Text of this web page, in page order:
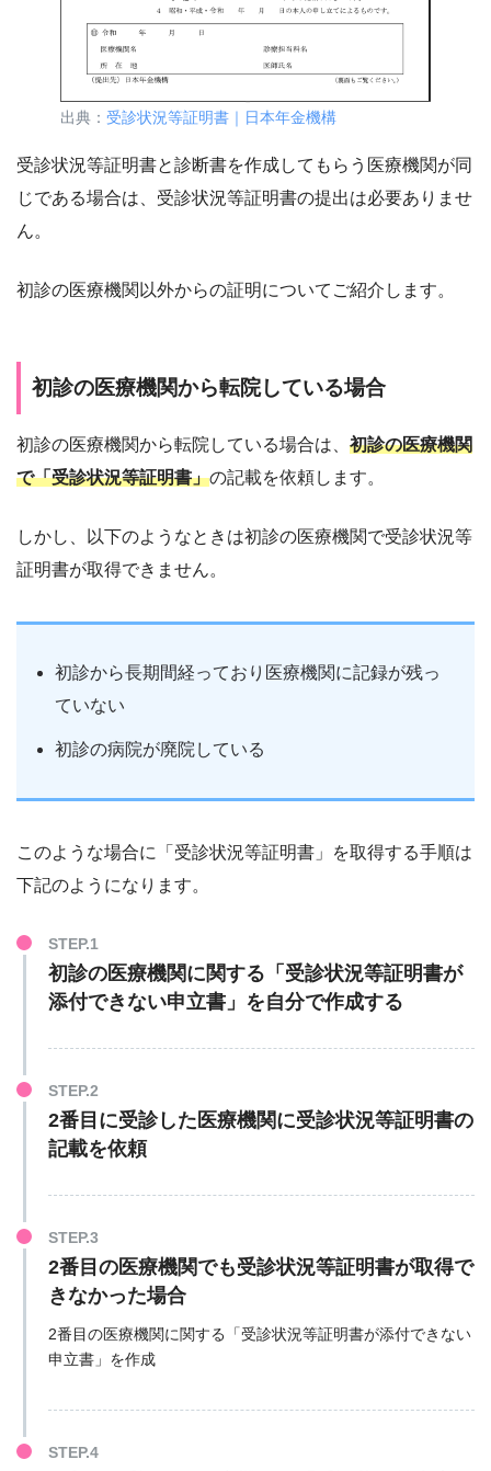
出典： 受診状況等証明書｜日本年金機構
受診状況等証明書と診断書を作成してもらう医療機関が同
じである場合は、受診状況等証明書の提出は必要ありませ
ん。
初診の医療機関以外からの証明についてご紹介します。
初診の医療機関から転院している場合
初診の医療機関から転院している場合は、 初診の医療機関
で「受診状況等証明書」の記載を依頼します。
しかし、以下のようなときは初診の医療機関で受診状況等
証明書が取得できません。
初診から長期間経っており医療機関に記録が残っ
ていない
初診の病院が廃院している
このような場合に「受診状況等証明書」を取得する手順は
下記のようになります。
初診の医療機関に関する「受診状況等証明書が
添付できない申立書」を自分で作成する
2番目に受診した医療機関に受診状況等証明書の
記載を依頼
2番目の医療機関でも受診状況等証明書が取得で
きなかった場合
2番目の医療機関に関する「受診状況等証明書が添付できない
申立書」を作成